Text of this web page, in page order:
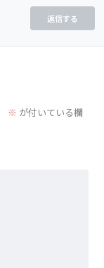
返信する
※ が付いている欄